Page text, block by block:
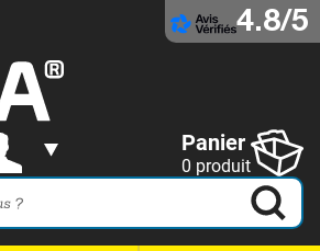
4.8/5
Panier
0 produit